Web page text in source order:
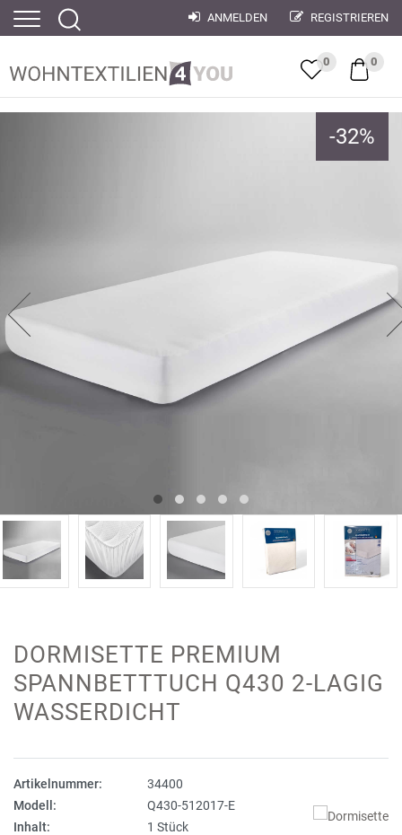
ANMELDEN REGISTRIEREN
0 0
-32%
DORMISETTE PREMIUM
SPANNBETTTUCH Q430 2-LAGIG
WASSERDICHT
Artikelnummer:
34400
Modell:
Q430-512017-E
Inhalt:
1 Stück